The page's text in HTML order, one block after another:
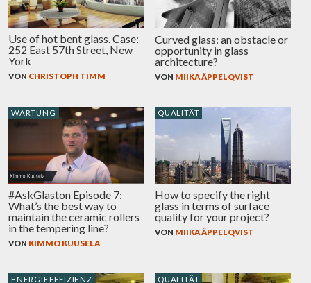
Use of hot bent glass. Case:
252 East 57th Street, New
York
VON CHRISTOPH TIMM
Curved glass: an obstacle or
opportunity in glass
architecture?
VON MIIKA ÄPPELQVIST
WARTUNG
#AskGlaston Episode 7:
What’s the best way to
maintain the ceramic rollers
in the tempering line?
VON KIMMO KUUSELA
QUALITÄT
How to specify the right
glass in terms of surface
quality for your project?
VON MIIKA ÄPPELQVIST
ENERGIEEFFIZIENZ QUALITÄT